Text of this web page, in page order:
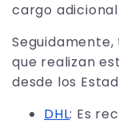
cargo
que realizan
desde los
DHL: Es